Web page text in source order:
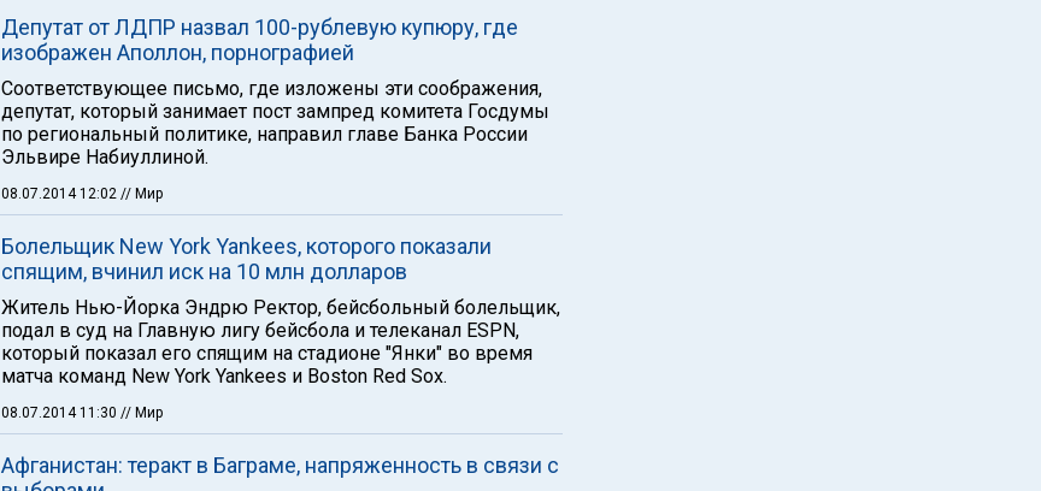
Депутат от ЛДПР назвал 100-рублевую купюру, где
изображен Аполлон, порнографией
Соответствующее письмо, где изложены эти соображения,
депутат, который занимает пост зампред комитета Госдумы
по региональный политике, направил главе Банка России
Эльвире Набиуллиной.
08.07.2014 12:02 // Мир
Болельщик New York Yankees, которого показали
спящим, вчинил иск на 10 млн долларов
Житель Нью-Йорка Эндрю Ректор, бейсбольный болельщик,
подал в суд на Главную лигу бейсбола и телеканал ESPN,
который показал его спящим на стадионе "Янки" во время
матча команд New York Yankees и Boston Red Sox.
08.07.2014 11:30 // Мир
Афганистан: теракт в Баграме, напряженность в связи с